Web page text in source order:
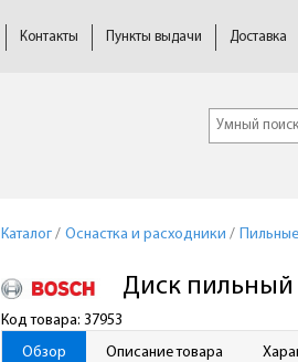
Контакты Пункты выдачи Доставка
Каталог / Оснастка и расходники /
Код товара: 37953
Диск пильный
Обзор Описание товара